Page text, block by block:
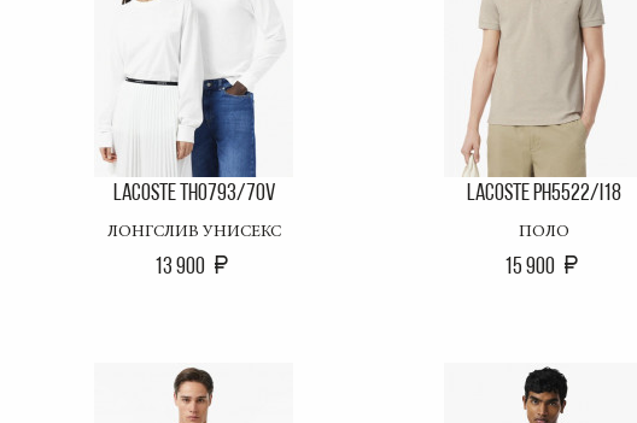
LACOSTE TH0793/70V
ЛОНГСЛИВ УНИСЕКС
13 900
LACOSTE PH5522/I18
ПОЛО
15 900